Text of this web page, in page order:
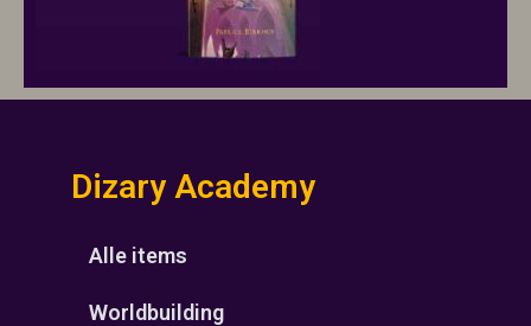
Dizary Academy
Alle items
Worldbuilding